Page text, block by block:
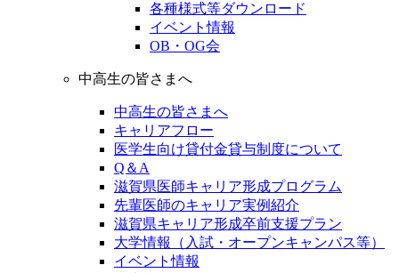
各種様式等ダウンロード
イベント情報
OB・OG会
中高生の皆さまへ
中高生の皆さまへ
キャリアフロー
医学生向け貸付金貸与制度について
Q＆A
滋賀県医師キャリア形成プログラム
先輩医師のキャリア実例紹介
滋賀県キャリア形成卒前支援プラン
大学情報（入試・オープンキャンパス等）
イベント情報